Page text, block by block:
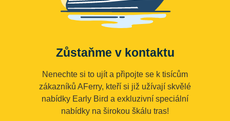
Zůstaňme v kontaktu
Nenechte si to ujít a připojte se k tisícům
zákazníků AFerry, kteří si již užívají skvělé
nabídky Early Bird a exkluzivní speciální
nabídky na širokou škálu tras!